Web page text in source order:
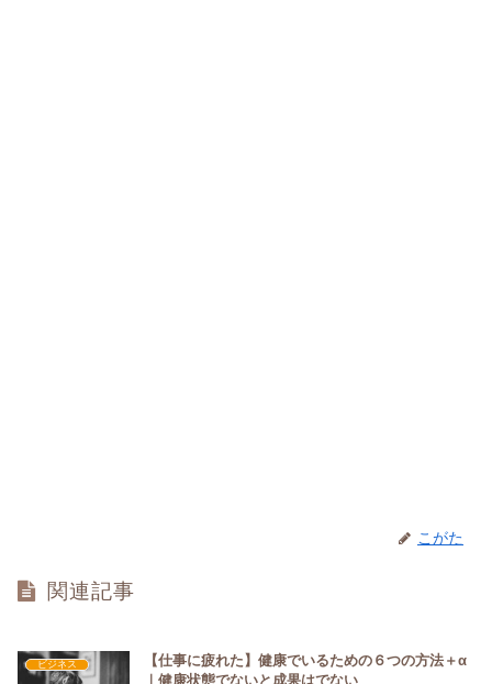
こがた
関連記事
ビジネス
【仕事に疲れた】健康でいるための６つの方法＋α
｜健康状態でないと成果はでない